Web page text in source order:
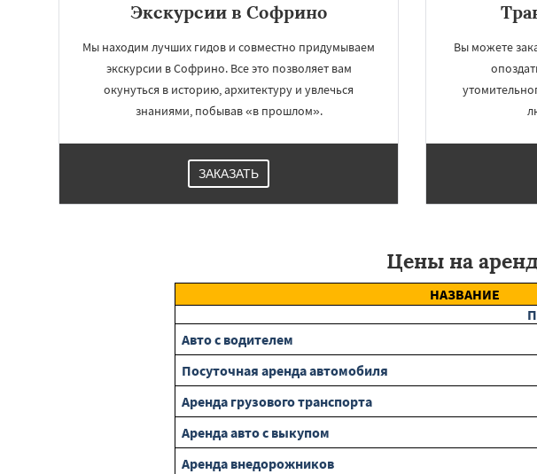
Экскурсии в Софрино
Мы находим лучших гидов и совместно придумываем
экскурсии в Софрино. Все это позволяет вам
окунуться в историю, архитектуру и увлечься
знаниями, побывав «в прошлом».
ЗАКАЗАТЬ
Вы можете
Цены на
НАЗВАНИЕ
Авто с водителем
Посуточная аренда автомобиля
Аренда грузового транспорта
Аренда авто с выкупом
Аренда внедорожников